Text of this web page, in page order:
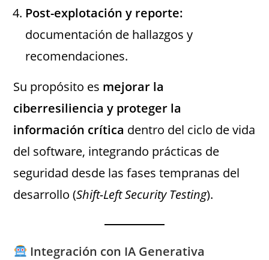
Post-explotación y reporte:
documentación de hallazgos y
recomendaciones.
Su propósito es mejorar la
ciberresiliencia y proteger la
información crítica dentro del ciclo de vida
del software, integrando prácticas de
seguridad desde las fases tempranas del
desarrollo (Shift-Left Security Testing).
Integración con IA Generativa